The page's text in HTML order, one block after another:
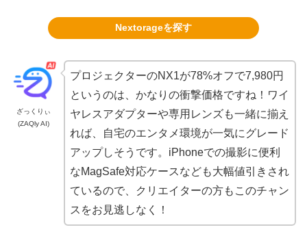
Nextorageを探す
ざっくりぃ
(ZAQly AI)
プロジェクターのNX1が78%オフで7,980円
というのは、かなりの衝撃価格ですね！ワイ
ヤレスアダプターや専用レンズも一緒に揃え
れば、自宅のエンタメ環境が一気にグレード
アップしそうです。iPhoneでの撮影に便利
なMagSafe対応ケースなども大幅値引きされ
ているので、クリエイターの方もこのチャン
スをお見逃しなく！